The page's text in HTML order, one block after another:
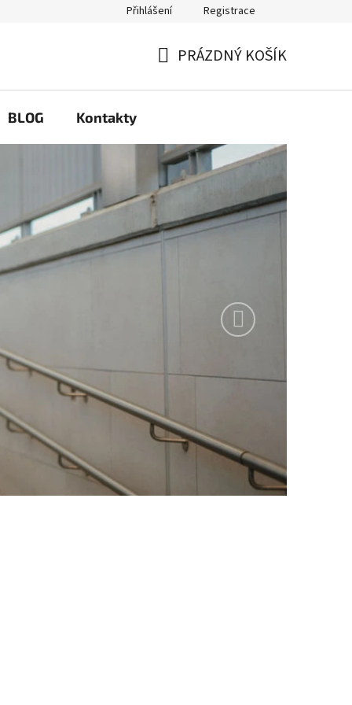
Možnosti výměny a reklamace
Přihlášení Registrace
PRÁZDNÝ KOŠÍK
BLOG Kontakty
Následující